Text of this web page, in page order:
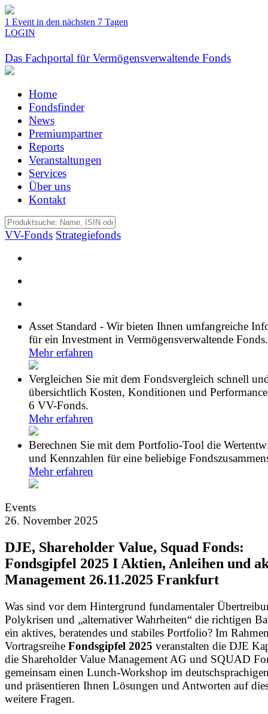
1 Event in den nächsten 7 Tagen
LOGIN
Das Fachportal für Vermögensverwaltende Fonds
Home
Fondsfinder
News
Premiumpartner
Reports
Veranstaltungen
Services
Über uns
Kontakt
VV-Fonds Strategiefonds
Asset Standard - Wir bieten Ihnen umfangreiche
für ein Investment in Vermögensverwaltende Fonds.
Mehr erfahren
Vergleichen Sie mit dem Fondsvergleich schnell
übersichtlich Kosten, Konditionen und
6 VV-Fonds.
Mehr erfahren
Berechnen Sie mit dem Portfolio-Tool die
und Kennzahlen für eine beliebige
Mehr erfahren
Events
26. November 2025
DJE, Shareholder Value, Squad Fonds:
Fondsgipfel 2025 I Aktien, Anleihen und
Management 26.11.2025 Frankfurt
Was sind vor dem Hintergrund fundamentaler
Polykrisen und „alternativer Wahrheiten“ die richtigen
ein aktives, beratendes und stabiles Portfolio? Im
Vortragsreihe Fondsgipfel 2025 veranstalten die DJE
die Shareholder Value Management AG und SQUAD
gemeinsam einen Lunch-Workshop im
und präsentieren Ihnen Lösungen und Antworten auf
weitere Fragen.